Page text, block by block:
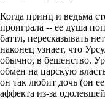
Когда принц и ведьма
проиграла -- ее душа
баттл, пересказывать
наконец узнает, что
обычно, в бешенство.
обмен на царскую
он так любит дочь (он
аффекта из-за